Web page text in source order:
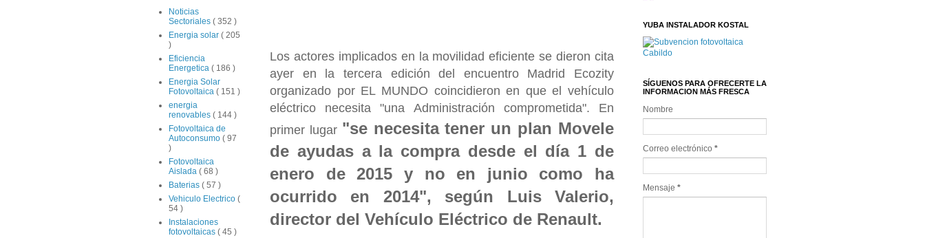
Los actores implicados en la movilidad eficiente se dieron cita
ayer en la tercera edición del encuentro Madrid Ecozity
organizado por EL MUNDO coincidieron en que el vehículo
eléctrico necesita "una Administración comprometida". En
primer lugar "se necesita tener un plan Movele
de ayudas a la compra desde el día 1 de
enero de 2015 y no en junio como ha
ocurrido en 2014", según Luis Valerio,
director del Vehículo Eléctrico de Renault.
Noticias
Sectoriales ( 352 )
Energia solar ( 205
)
Eficiencia
Energetica ( 186 )
Energia Solar
Fotovoltaica ( 151 )
energia
renovables ( 144 )
Fotovoltaica de
Autoconsumo ( 97
)
Fotovoltaica
Aislada ( 68 )
Baterias ( 57 )
Vehiculo Electrico (
54 )
Instalaciones
fotovoltaicas ( 45 )
YUBA INSTALADOR KOSTAL
SÍGUENOS PARA OFRECERTE LA
INFORMACION MÁS FRESCA
Nombre
Correo electrónico *
Mensaje *